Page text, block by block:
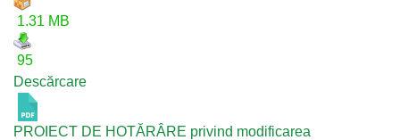
1.31 MB
95
Descărcare
PROIECT DE HOTĂRÂRE privind modificarea